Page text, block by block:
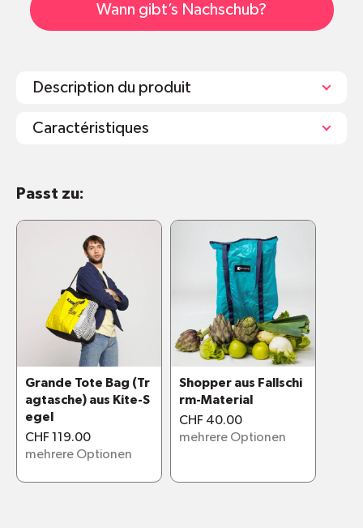
Wann gibt’s Nachschub?
Description du produit
Caractéristiques
Volumen: 9 L
Hergestellt aus recyceltem Kitematerial.
Gepolsterte, ausziehbare Schultergurte und
Griffe an der Oberseite.
Separates gepolstertes Fach für Laptop (bis
zu 15").
Zwei sichere Reißverschlusstaschen - eine
innen und eine außen.
Mit Rundum-Zipper
Jeder Rucksack schafft 3,5 sichere
Arbeitsstunden für Überlebende
Passt zu:
Grande Tote Bag (Tr
agtasche) aus Kite-S
egel
CHF 119.00
mehrere Optionen
Shopper aus Fallschi
rm-Material
CHF 40.00
mehrere Optionen